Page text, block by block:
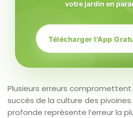
votre jardin en
Télécharger l'App
Plusieurs erreurs
succès de la culture des
profonde représente l’erreur la